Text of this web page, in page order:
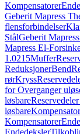
Kompensatorer
Geberit Mapress
flensforbindelser
StålGeberit
Mapress El-
1.0215Muffer
ReduksjonerBend
rørKryss
for Overganger
løsbare
løsbare
Kompensatorer
Endedeksler